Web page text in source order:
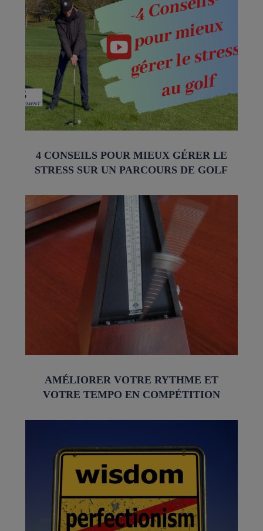
4 CONSEILS POUR MIEUX GÉRER LE
STRESS SUR UN PARCOURS DE GOLF
AMÉLIORER VOTRE RYTHME ET
VOTRE TEMPO EN COMPÉTITION